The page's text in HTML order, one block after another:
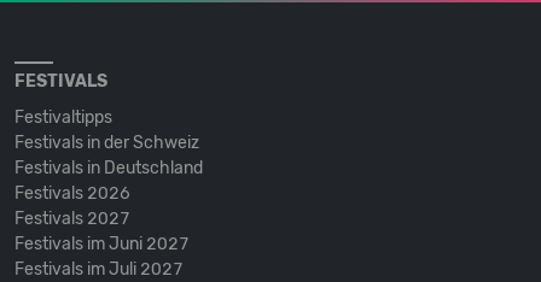
FESTIVALS
Festivaltipps
Festivals in der Schweiz
Festivals in Deutschland
Festivals 2026
Festivals 2027
Festivals im Juni 2027
Festivals im Juli 2027